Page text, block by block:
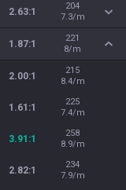
2.63:1
204
7.3/m
1.87:1
221
8/m
2.00:1
215
8.4/m
1.61:1
225
7.4/m
3.91:1
258
8.9/m
2.82:1
234
7.9/m